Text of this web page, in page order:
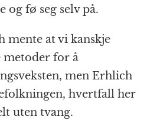
og fø seg selv på.
mente at vi kanskje
metoder for å
men Erhlich
hvertfall her
uten tvang.